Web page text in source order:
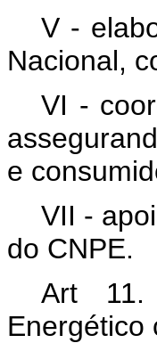
V -
Nacional,
VI -
e
VII -
do CNPE.
Art 11.
Energético